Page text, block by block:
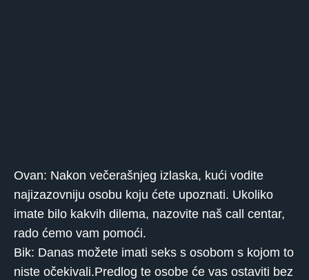
Ovan: Nakon večerašnjeg izlaska, kući vodite
najizazovniju osobu koju ćete upoznati. Ukoliko
imate bilo kakvih dilema, nazovite naš call centar,
rado ćemo vam pomoći.
Bik: Danas možete imati seks s osobom s kojom to
niste očekivali.Predlog te osobe će vas ostaviti bez